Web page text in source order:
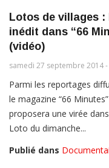
Lotos de villages
inédit dans “66
(vidéo)
samedi 27 septembre 2014
Parmi les reportages
le magazine “66
proposera une virée
Loto du dimanche...
Publié dans